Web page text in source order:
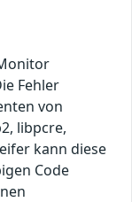
Fehler
von
libpcre,
kann diese
Code